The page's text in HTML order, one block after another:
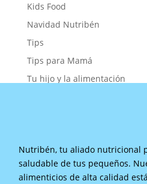
Kids Food
Navidad Nutribén
Tips
Tips para Mamá
Tu hijo y la alimentación
Nutribén, tu aliado nutricional
saludable de tus pequeños.
alimenticios de alta calidad